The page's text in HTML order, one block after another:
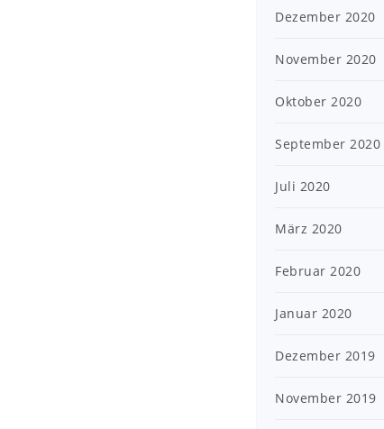
Dezember 2020
November 2020
Oktober 2020
September 2020
Juli 2020
März 2020
Februar 2020
Januar 2020
Dezember 2019
November 2019